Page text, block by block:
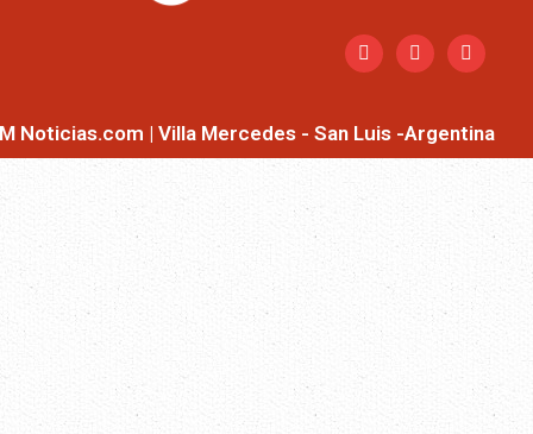
Noticias.com | Villa Mercedes - San Luis -Argentina